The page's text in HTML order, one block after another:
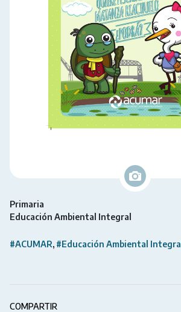
Primaria
Educación Ambiental Integral
#ACUMAR #Educación Ambiental Integral
COMPARTIR